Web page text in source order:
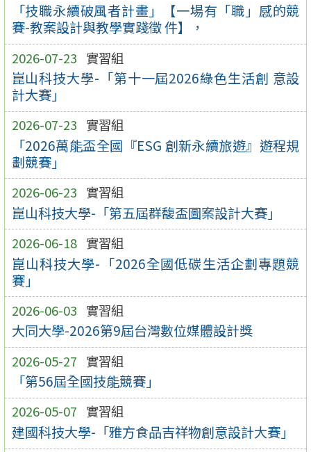
「技職永續破風者計畫」【一場有「職」感的競
賽-教案設計與教學實踐徵 件】，
2026-07-23 實習組
崑山科技大學-「第十一屆2026綠色生活創 意設
計大賽」
2026-07-23 實習組
「2026萬能盃全國『ESG 創新永續旅遊』遊程規
劃競賽」
2026-06-23 實習組
崑山科技大學-「第五屆群馥盃圖案設計大賽」
2026-06-18 實習組
崑山科技大學-「2026全國低碳生活企劃專題競
賽」
2026-06-03 實習組
大同大學-2026第9屆台灣數位媒體設計獎
2026-05-27 實習組
「第56屆全國技能競賽」
2026-05-07 實習組
建國科技大學-「雅方食品吉祥物創意設計大賽」